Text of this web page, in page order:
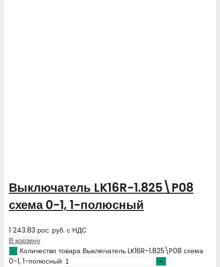
Выключатель LK16R-1.825\P08
схема 0-1, 1-полюсный
1 243.83 рос. руб. с НДС
В корзину
Количество товара Выключатель LK16R-1.825\P08 схема
0-1, 1-полюсный